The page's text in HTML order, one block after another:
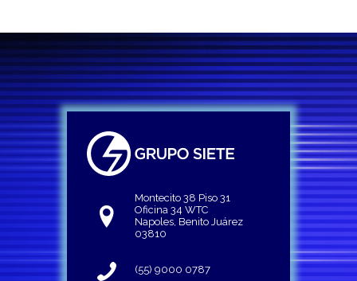
Montecito 38 Piso 31
Oficina 34 WTC
Napoles, Benito Juárez
03810
(55) 9000 0787